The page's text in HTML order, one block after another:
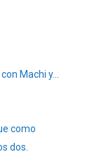
Machi y…
como
dos.